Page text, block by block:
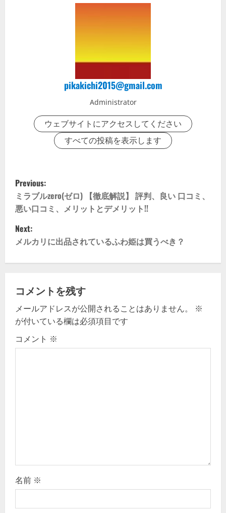
pikakichi2015@gmail.com
Administrator
ウェブサイトにアクセスしてください
すべての投稿を表示します
P
o
s
t
n
a
v
i
g
Previous:
ミラブルzero(ゼロ) 【徹底解説】 評判、良い 口コミ、
悪い口コミ、メリットとデメリット!!
Next:
メルカリに出品されているふわ姫は買うべき？
コメントを残す
メールアドレスが公開されることはありません。
※
が付いている欄は必須項目です
コメント ※
名前 ※